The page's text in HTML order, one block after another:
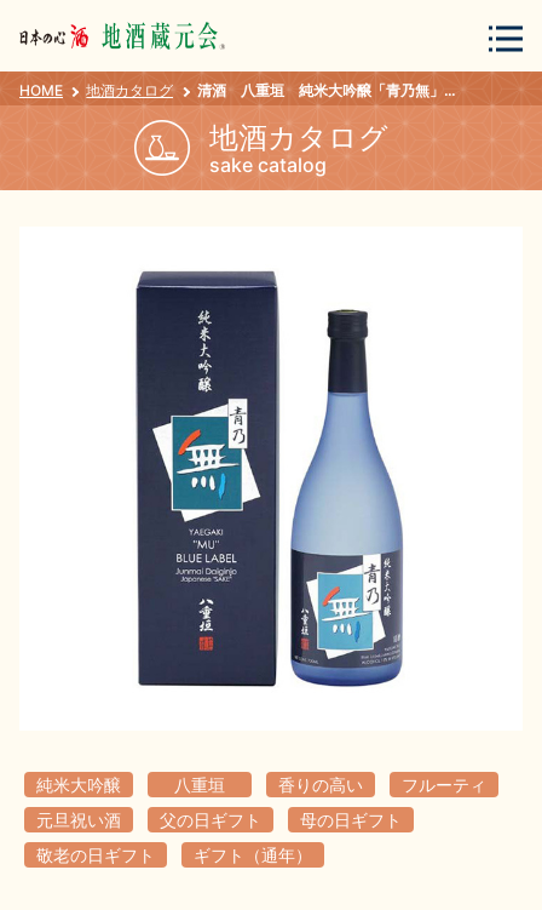
会員登録 ログイン
地酒カタログ
地酒解体新書
HOME 地酒カタログ 清酒 八重垣 純米大吟醸「青乃無」 720ml
地酒カタログ
sake catalog
純米大吟醸 八重垣 香りの高い
フルーティ
元旦祝い酒
父の日ギフト
母の日ギフト
敬老の日ギフト
ギフト（通年）